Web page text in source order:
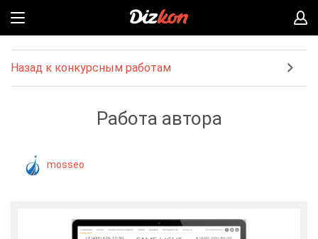
Назад к конкурсным работам
Работа автора
mosseo